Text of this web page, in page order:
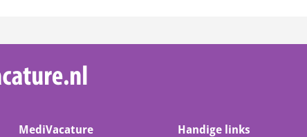
MediVacature Handige links